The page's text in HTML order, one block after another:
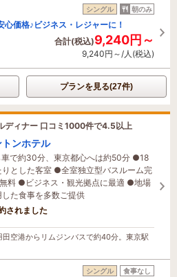
シングル 朝のみ
心価格♪ビジネス・レジャーに！
合計(税込)9,240円～
9,240円～/人(税込)
プランを見る(27件)
ディナー 口コミ1000件で4.5以上
ンホテル
で約30分、東京都心へは約50分 ●18
りとした客室 ●全室独立型バスルーム完
料 ●ビジネス・観光拠点に最適 ●地場
た食事を多数ご提供
見ています
されました
空港からリムジンバスで約40分。東京駅
シングル 食事なし